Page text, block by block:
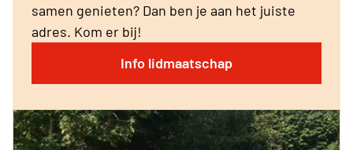
samen genieten? Dan ben je aan het juiste
adres. Kom er bij!
Info lidmaatschap